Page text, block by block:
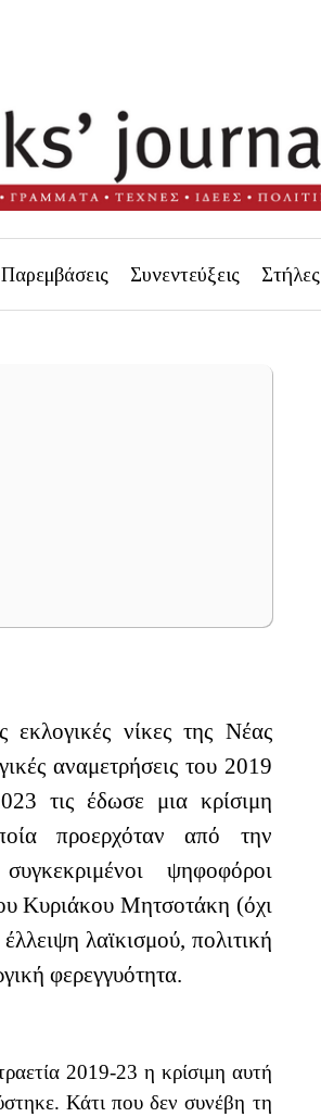
Παρεμβάσεις Συνεντεύξεις Στήλες
εκλογικές νίκες της Νέας
αναμετρήσεις του 2019
τις έδωσε μια κρίσιμη
προερχόταν από την
ψηφοφόροι
Κυριάκου Μητσοτάκη (όχι
λαϊκισμού, πολιτική
φερεγγυότητα.
2019-23 η κρίσιμη αυτή
Κάτι που δεν συνέβη τη